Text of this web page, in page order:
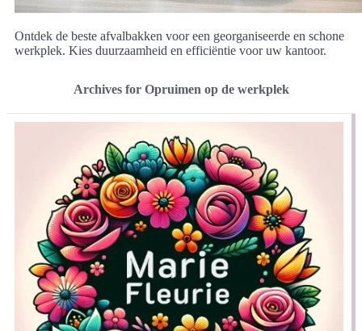
Ontdek de beste afvalbakken voor een georganiseerde en schone
werkplek. Kies duurzaamheid en efficiëntie voor uw kantoor.
Archives for Opruimen op de werkplek